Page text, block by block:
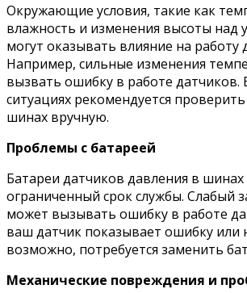
Окружающие условия, такие как
влажность и изменения высоты над
могут оказывать влияние на работу
Например, сильные изменения
вызвать ошибку в работе датчиков.
ситуациях рекомендуется
шинах вручную.
Проблемы с батареей
Батареи датчиков давления в
ограниченный срок службы. Слабый
может вызывать ошибку в работе
ваш датчик показывает ошибку или
возможно, потребуется заменить
Механические повреждения и